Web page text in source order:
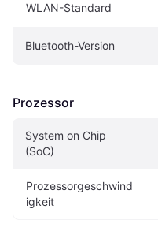
WLAN-Standard
Bluetooth-Version
Prozessor
System on Chip
(SoC)
Prozessorgeschwind
igkeit